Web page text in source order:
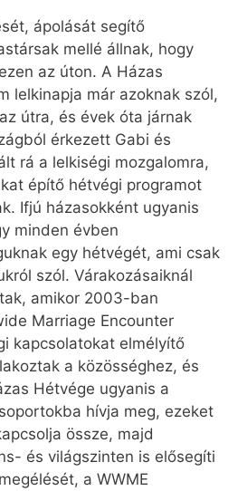
ápolását segítő
mellé állnak, hogy
az úton. A Házas
lelkinapja már azoknak szól,
útra, és évek óta járnak
érkezett Gabi és
rá a lelkiségi mozgalomra,
építő hétvégi programot
Ifjú házasokként ugyanis
minden évben
egy hétvégét, ami csak
szól. Várakozásaiknál
amikor 2003-ban
Marriage Encounter
kapcsolatokat elmélyítő
a közösséghez, és
Hétvége ugyanis a
hívja meg, ezeket
össze, majd
és világszinten is elősegíti
a WWME